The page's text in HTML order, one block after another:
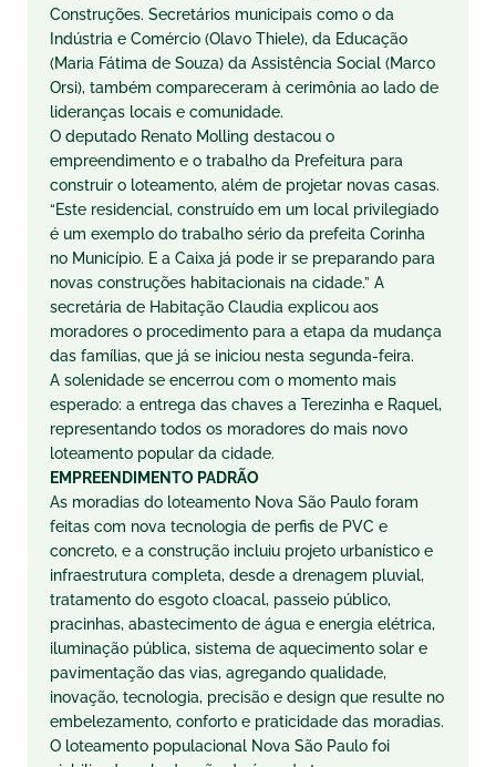
Construções. Secretários municipais como o da
Indústria e Comércio (Olavo Thiele), da Educação
(Maria Fátima de Souza) da Assistência Social (Marco
Orsi), também compareceram à cerimônia ao lado de
lideranças locais e comunidade.
O deputado Renato Molling destacou o
empreendimento e o trabalho da Prefeitura para
construir o loteamento, além de projetar novas casas.
“Este residencial, construído em um local privilegiado
é um exemplo do trabalho sério da prefeita Corinha
no Município. E a Caixa já pode ir se preparando para
novas construções habitacionais na cidade.” A
secretária de Habitação Claudia explicou aos
moradores o procedimento para a etapa da mudança
das famílias, que já se iniciou nesta segunda-feira.
A solenidade se encerrou com o momento mais
esperado: a entrega das chaves a Terezinha e Raquel,
representando todos os moradores do mais novo
loteamento popular da cidade.
EMPREENDIMENTO PADRÃO
As moradias do loteamento Nova São Paulo foram
feitas com nova tecnologia de perfis de PVC e
concreto, e a construção incluiu projeto urbanístico e
infraestrutura completa, desde a drenagem pluvial,
tratamento do esgoto cloacal, passeio público,
pracinhas, abastecimento de água e energia elétrica,
iluminação pública, sistema de aquecimento solar e
pavimentação das vias, agregando qualidade,
inovação, tecnologia, precisão e design que resulte no
embelezamento, conforto e praticidade das moradias.
O loteamento populacional Nova São Paulo foi